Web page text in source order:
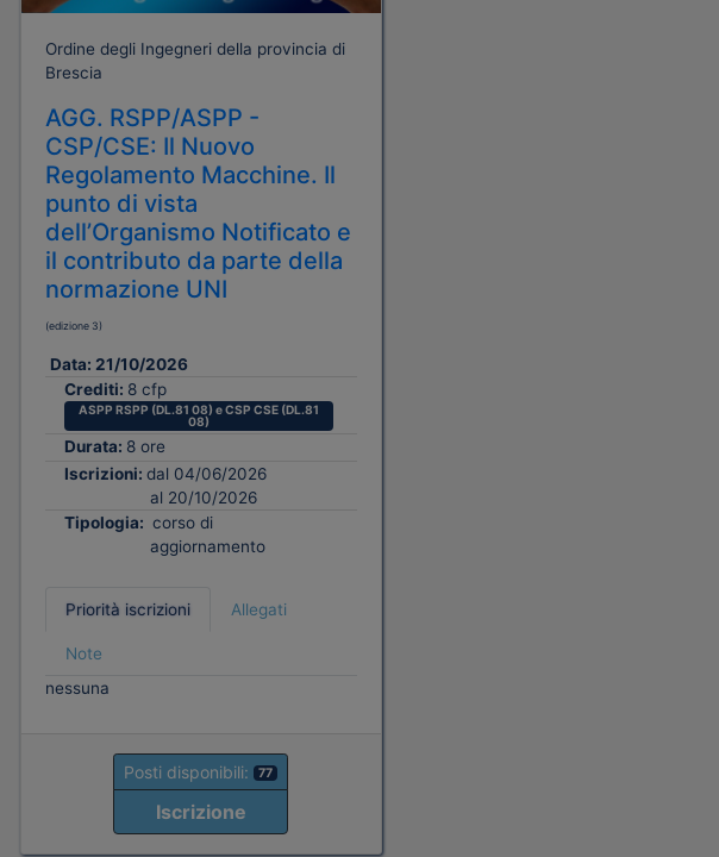
Ordine degli Ingegneri della provincia di
Brescia
AGG. RSPP/ASPP -
CSP/CSE: Il Nuovo
Regolamento Macchine. Il
punto di vista
dell’Organismo Notificato e
il contributo da parte della
normazione UNI
(edizione 3)
Data: 21/10/2026
Crediti: 8 cfp
ASPP RSPP (DL.81 08) e CSP CSE (DL.81
08)
Durata: 8 ore
Iscrizioni: dal 04/06/2026
al 20/10/2026
Tipologia: corso di
aggiornamento
Priorità iscrizioni Allegati
Note
nessuna
Posti disponibili: 77
Iscrizione